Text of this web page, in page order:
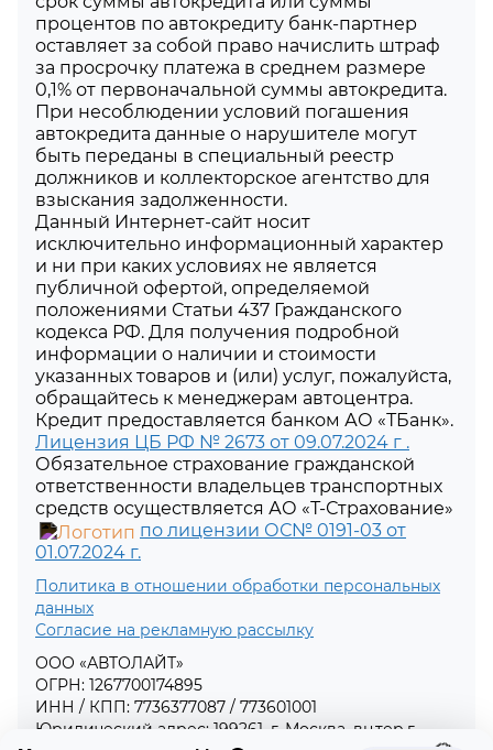
процентов по автокредиту банк-партнер
оставляет за собой право начислить штраф
за просрочку платежа в среднем размере
0,1% от первоначальной суммы автокредита.
При несоблюдении условий погашения
автокредита данные о нарушителе могут
быть переданы в специальный реестр
должников и коллекторское агентство для
взыскания задолженности.
Данный Интернет-сайт носит
исключительно информационный характер
и ни при каких условиях не является
публичной офертой, определяемой
положениями Статьи 437 Гражданского
кодекса РФ. Для получения подробной
информации о наличии и стоимости
указанных товаров и (или) услуг, пожалуйста,
обращайтесь к менеджерам автоцентра.
Кредит предоставляется банком АО «ТБанк».
Лицензия ЦБ РФ № 2673 от 09.07.2024 г .
Обязательное страхование гражданской
ответственности владельцев транспортных
средств осуществляется АО «Т-Страхование»
по лицензии ОС№ 0191-03 от
01.07.2024 г.
Политика в отношении обработки персональных
данных
Согласие на рекламную рассылку
ООО «АВТОЛАЙТ»
ОГРН: 1267700174895
ИНН / КПП: 7736377087 / 773601001
Юридический адрес: 199261, г. Москва, вн.тер.г.